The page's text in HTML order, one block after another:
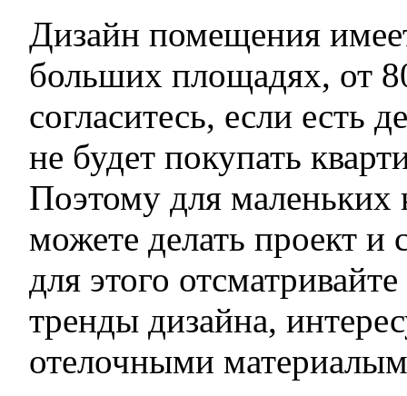
Дизайн помещения
больших площадях, от
согласитесь, если есть
не будет покупать
Поэтому для маленьких
можете делать проект и
для этого
тренды дизайна,
отелочными